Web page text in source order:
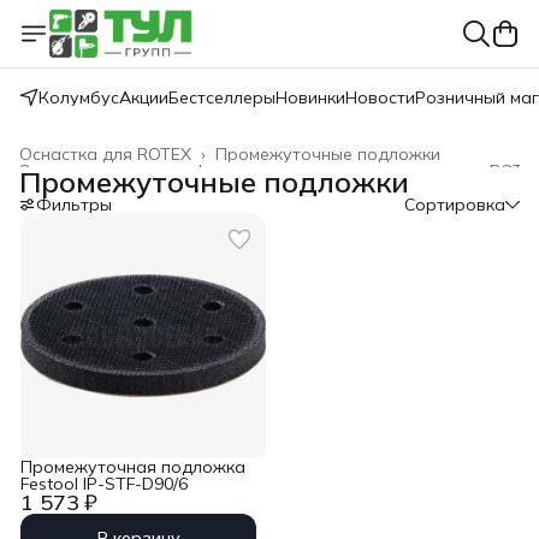
КолумбусАкцииБестселлерыНовинкиНовостиРозничный
Промежуточные подложки
Оснастка для ROTEX ›
Эксцентриковые шлифовальные машинки с редуктором
Шлифование ›
Festool ›
Главная ›
Промежуточные подложки
Фильтры Сортировка
1 573 ₽
Промежуточная подложка
Festool IP-STF-D90/6